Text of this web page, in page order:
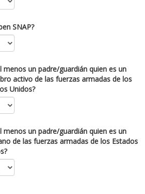
SNAP?
menos un padre/guardián quien es un
activo de las fuerzas armadas de los
Unidos?
menos un padre/guardián quien es un
de las fuerzas armadas de los Estados